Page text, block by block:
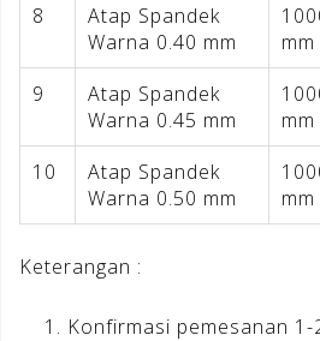
8
Atap Spandek
Warna 0.40 mm
mm
9
Atap Spandek
Warna 0.45 mm
mm
10
Atap Spandek
Warna 0.50 mm
mm
Keterangan :
Konfirmasi pemesanan